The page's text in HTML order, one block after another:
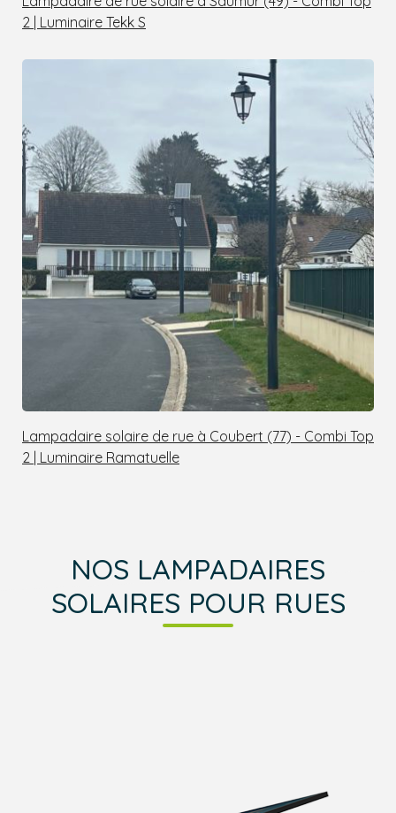
2 | Luminaire Tekk S
Lampadaire solaire de rue à Coubert (77) - Combi Top
2 | Luminaire Ramatuelle
NOS LAMPADAIRES
SOLAIRES POUR RUES